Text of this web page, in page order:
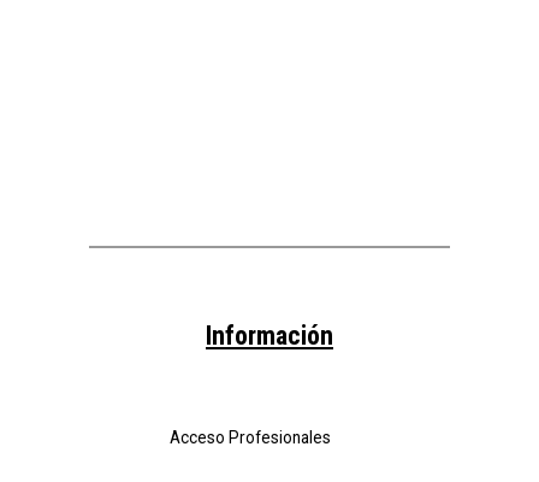
Información
Acceso Profesionales